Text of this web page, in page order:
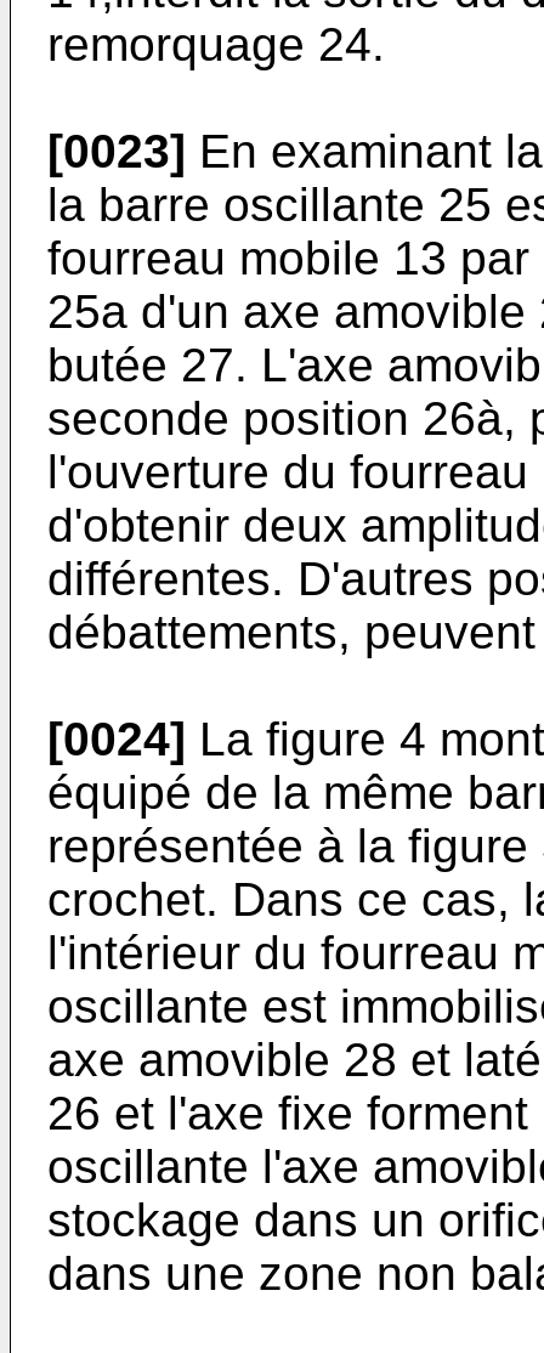
remorquage 24.
[0023] En examinant
la barre oscillante 25
fourreau mobile 13
25a d'un axe
butée 27. L'axe
seconde position 26à,
l'ouverture du
d'obtenir deux
différentes. D'autres
débattements,
[0024] La figure 4
équipé de la même
représentée à la
crochet. Dans ce cas,
l'intérieur du fourreau
oscillante est
axe amovible 28 et
26 et l'axe fixe
oscillante l'axe
stockage dans un
dans une zone non